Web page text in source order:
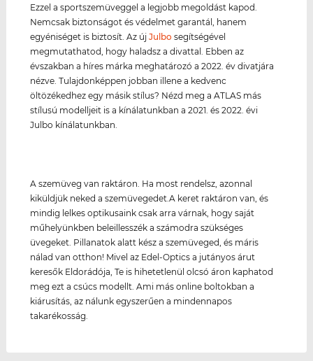
Ezzel a sportszemüveggel a legjobb megoldást kapod.
Nemcsak biztonságot és védelmet garantál, hanem
egyéniséget is biztosít. Az újJulbo segítségével
megmutathatod, hogy haladsz a divattal. Ebben az
évszakban a híres márka meghatározó a 2022. év divatjára
nézve. Tulajdonképpen jobban illene a kedvenc
öltözékedhez egy másik stílus? Nézd meg a ATLAS más
stílusú modelljeit is a kínálatunkban a 2021. és 2022. évi
Julbo kínálatunkban.
A szemüveg van raktáron. Ha most rendelsz, azonnal
kiküldjük neked a szemüvegedet.A keret raktáron van, és
mindig lelkes optikusaink csak arra várnak, hogy saját
műhelyünkben beleillesszék a számodra szükséges
üvegeket. Pillanatok alatt kész a szemüveged, és máris
nálad van otthon! Mivel az Edel-Optics a jutányos árut
keresők Eldorádója, Te is hihetetlenül olcsó áron kaphatod
meg ezt a csúcs modellt. Ami más online boltokban a
kiárusítás, az nálunk egyszerűen a mindennapos
takarékosság.